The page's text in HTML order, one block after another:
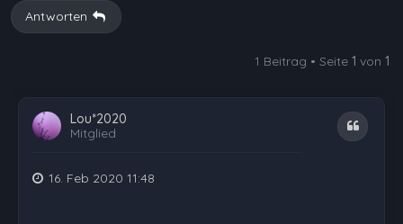
Antworten
1 Beitrag • Seite 1 von 1
Lou*2020
Mitglied
Zitat
16. Feb 2020 11:48